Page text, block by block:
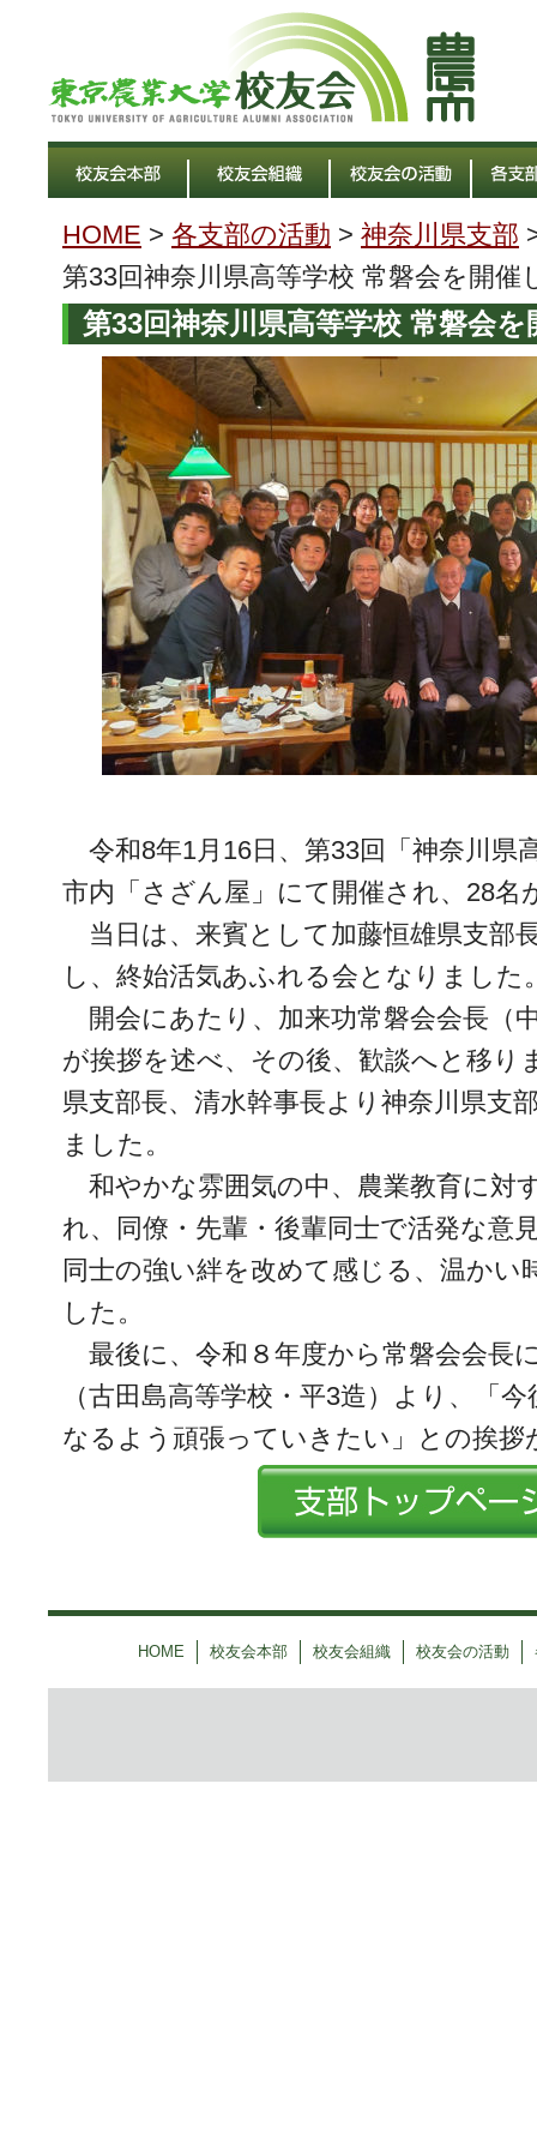
HOME > 各支部の活動 > 神奈川県支部
第33回神奈川県高等学校 常磐会を開催
第33回神奈川県高等学校 常磐会
令和8年1月16日、第33回「神奈川県
市内「さざん屋」にて開催され、28名
当日は、来賓として加藤恒雄県支部
し、終始活気あふれる会となりました
開会にあたり、加来功常磐会会長（
が挨拶を述べ、その後、歓談へと移り
県支部長、清水幹事長より神奈川県支
ました。
和やかな雰囲気の中、農業教育に対
れ、同僚・先輩・後輩同士で活発な意
同士の強い絆を改めて感じる、温か
した。
最後に、令和８年度から常磐会会長
（古田島高等学校・平3造）より、「
なるよう頑張っていきたい」との挨拶
HOME 校友会本部 校友会組織 校友会の活動